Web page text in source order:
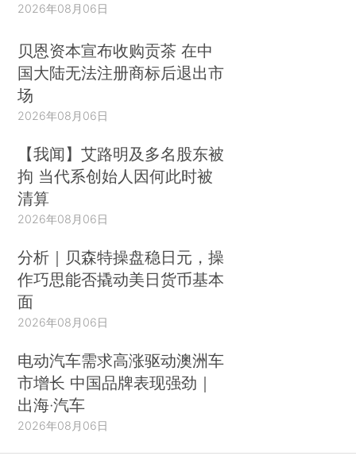
2026年08月06日
贝恩资本宣布收购贡茶 在中
国大陆无法注册商标后退出市
场
2026年08月06日
【我闻】艾路明及多名股东被
拘 当代系创始人因何此时被
清算
2026年08月06日
分析｜贝森特操盘稳日元，操
作巧思能否撬动美日货币基本
面
2026年08月06日
电动汽车需求高涨驱动澳洲车
市增长 中国品牌表现强劲｜
出海·汽车
2026年08月06日